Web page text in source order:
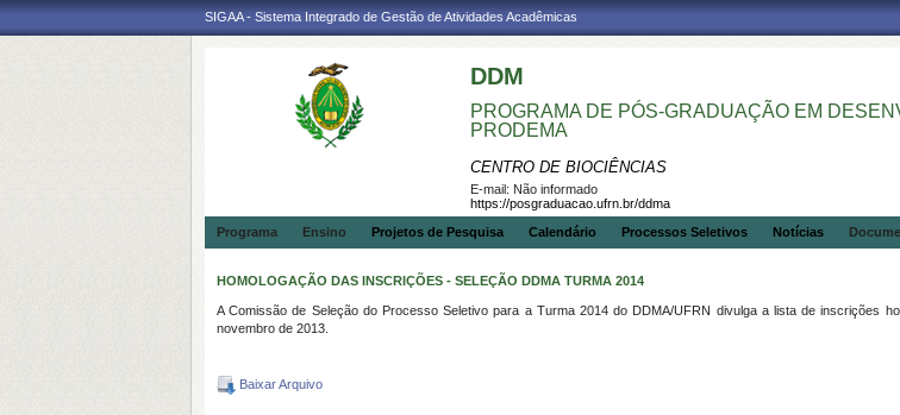
SIGAA - Sistema Integrado de Gestão de Atividades Acadêmicas
DDM
PROGRAMA DE PÓS-GRADUAÇÃO EM
PRODEMA
CENTRO DE BIOCIÊNCIAS
E-mail: Não informado
https://posgraduacao.ufrn.br/ddma
Programa
Ensino Projetos de Pesquisa Calendário Processos Seletivos Notícias
HOMOLOGAÇÃO DAS INSCRIÇÕES - SELEÇÃO DDMA TURMA 2014
A Comissão de Seleção do Processo Seletivo para a Turma 2014 do DDMA/UFRN divulga a lista de inscrições
novembro de 2013.
Baixar Arquivo